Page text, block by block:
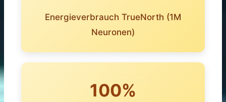
Energieverbrauch TrueNorth (1M
Neuronen)
100%